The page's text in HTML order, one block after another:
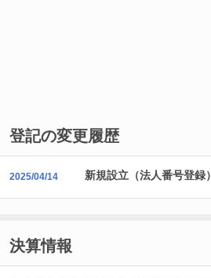
登記の変更履歴
2025/04/14 新規設立（法人番号登録）
決算情報